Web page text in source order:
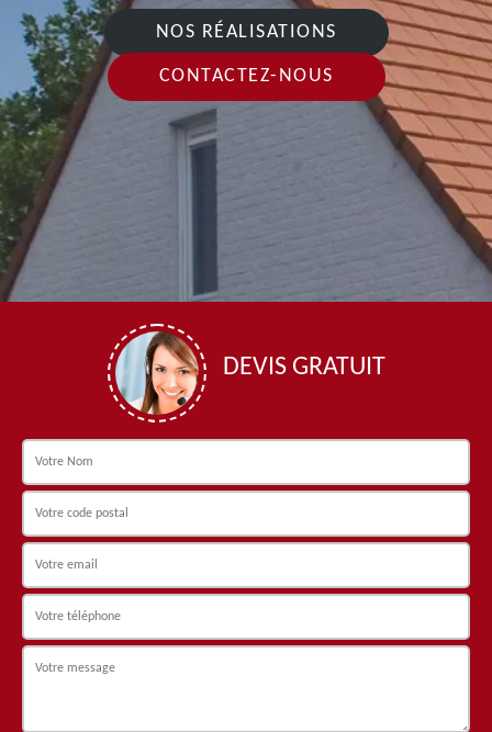
NOS RÉALISATIONS
CONTACTEZ-NOUS
DEVIS GRATUIT